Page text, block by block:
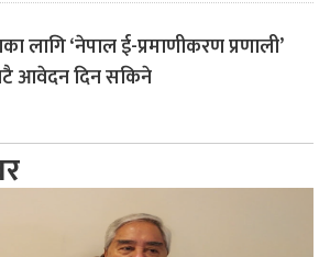
लागि ‘नेपाल ई-प्रमाणीकरण प्रणाली’
आवेदन दिन सकिने